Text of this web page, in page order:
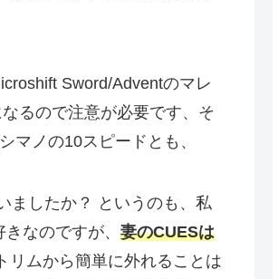
Sword/Adventのマレ
るので注意が必要です、そ
マノの10スピードとも、
ましたか？ というのも、私
なのですが、 妻のCUESは
リムから簡単に外れることは